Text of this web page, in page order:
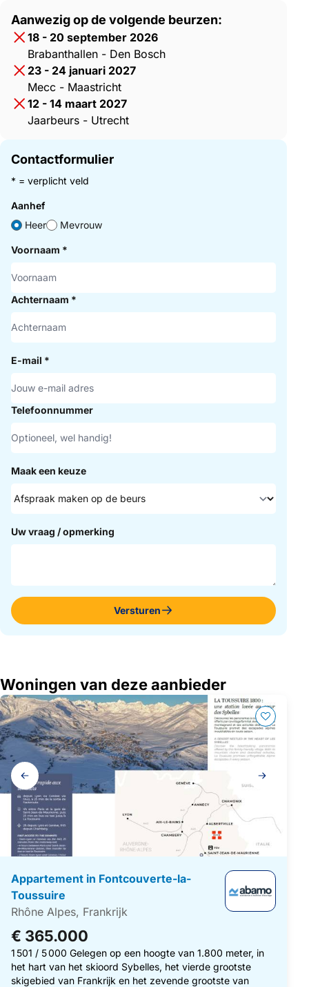
Aanwezig op de volgende beurzen:
18 - 20 september 2026
Brabanthallen - Den Bosch
23 - 24 januari 2027
Mecc - Maastricht
12 - 14 maart 2027
Jaarbeurs - Utrecht
Contactformulier
* = verplicht veld
Aanhef
Heer
Mevrouw
Voornaam *
Achternaam *
E-mail *
Telefoonnummer
Maak een keuze
Uw vraag / opmerking
Versturen
Woningen van deze aanbieder
Galerij
navigatie
Appartement in Fontcouverte-la-
Toussuire
Rhône Alpes, Frankrijk
€ 365.000
1 501 / 5 000 Gelegen op een hoogte van 1.800 meter, in
het hart van het skioord Sybelles, het vierde grootste
skigebied van Frankrijk en het zevende grootste van